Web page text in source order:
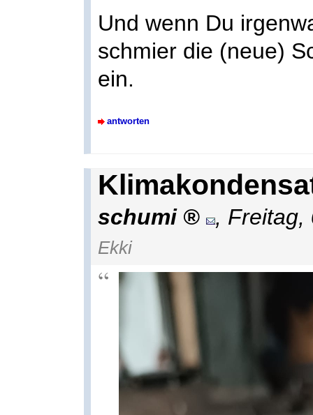
Und wenn Du
schmier die (neue)
ein.
antworten
schumi , Freitag,
Ekki